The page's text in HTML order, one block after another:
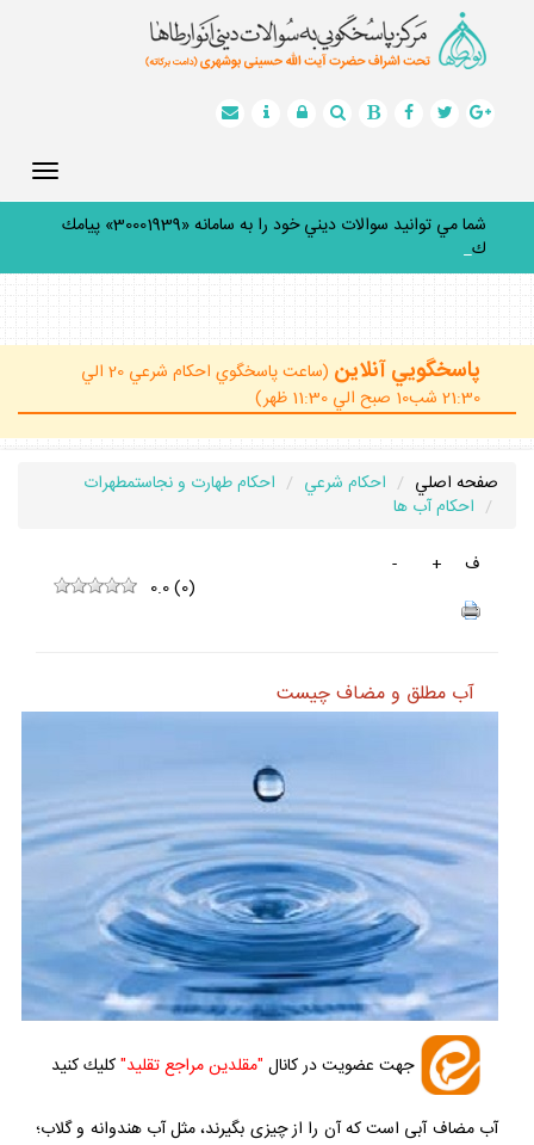
شما مي توانيد سوالات ديني خود را به سامانه «30001939» پيامك
كنيد.
پاسخگويي آنلاين
(ساعت پاسخگوي احكام شرعي 20 الي
21:30 شب10 صبح الي 11:30 ظهر)
صفحه اصلي احكام شرعي
احكام طهارت و نجاستمطهرات
احكام آب ها
ف
+
-
0.0(0)
آب مطلق و مضاف چيست
جهت عضويت در كانال "مقلدين مراجع تقليد"كليك كنيد
آب مضاف آبى است كه آن را از چيزى بگيرند، مثل آب هندوانه و گلاب؛